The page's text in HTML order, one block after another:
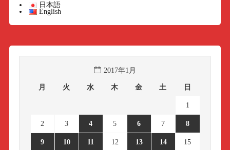
日本語
English
2017年1月
月 火 水 木 金 土 日
1
2 3 4 5 6 7 8
9 10 11 12 13 14 15